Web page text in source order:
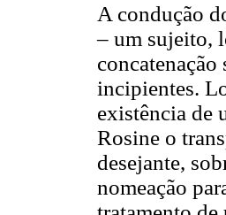
A condução
– um sujeito,
incipientes.
existência de
Rosine o
desejante,
nomeação